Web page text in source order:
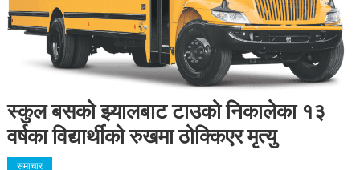
स्कुल बसको झ्यालबाट टाउको निकालेका १३
वर्षका विद्यार्थीको रुखमा ठोक्किएर मृत्यु
समाचार